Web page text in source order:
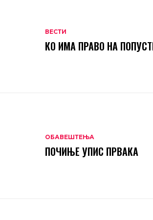
ВЕСТИ
КО ИМА ПРАВО НА
ОБАВЕШТЕЊА
ПОЧИЊЕ УПИС ПРВАКА